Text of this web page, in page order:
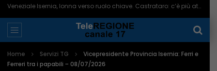
Veneziale Isernia, Ionna verso ruolo chiave. Castrataro: c’è più attenzione per Termoli – 08/08/2026
Home Servizi TG
Vicepresidente Provincia Isernia: Ferri e
Ferreri tra i papabili – 08/07/2026